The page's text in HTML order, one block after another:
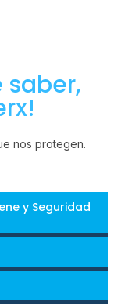
saber,
nos protegen.
y Seguridad